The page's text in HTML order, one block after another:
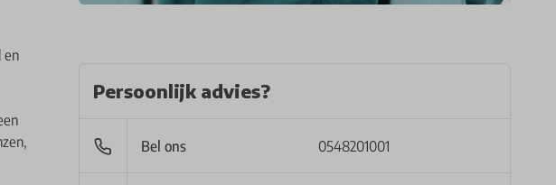
en
Persoonlijk advies?
Bel ons 0548201001